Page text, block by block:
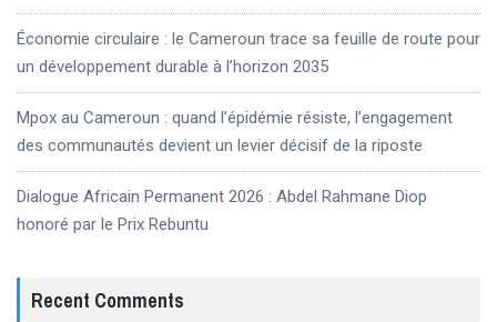
Économie circulaire : le Cameroun trace sa feuille de route pour
un développement durable à l’horizon 2035
Mpox au Cameroun : quand l’épidémie résiste, l’engagement
des communautés devient un levier décisif de la riposte
Dialogue Africain Permanent 2026 : Abdel Rahmane Diop
honoré par le Prix Rebuntu
Recent Comments